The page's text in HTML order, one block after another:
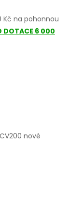
Kč na pohonnou
DOTACE 6 000
nové